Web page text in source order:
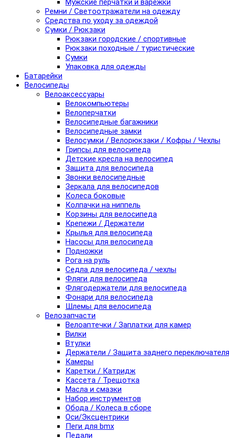
Мужские перчатки и варежки
Ремни / Светоотражатели на одежду
Средства по уходу за одеждой
Сумки / Рюкзаки
Рюкзаки городские / спортивные
Рюкзаки походные / туристические
Сумки
Упаковка для одежды
Батарейки
Велосипеды
Велоаксессуары
Велокомпьютеры
Велоперчатки
Велосипедные багажники
Велосипедные замки
Велосумки / Велорюкзаки / Кофры / Чехлы
Грипсы для велосипеда
Детские кресла на велосипед
Защита для велосипеда
Звонки велосипедные
Зеркала для велосипедов
Колеса боковые
Колпачки на ниппель
Корзины для велосипеда
Крепежи / Держатели
Крылья для велосипеда
Насосы для велосипеда
Подножки
Рога на руль
Седла для велосипеда / чехлы
Фляги для велосипеда
Флягодержатели для велосипеда
Фонари для велосипеда
Шлемы для велосипеда
Велозапчасти
Велоаптечки / Заплатки для камер
Вилки
Втулки
Держатели / Защита заднего переключателя
Камеры
Каретки / Катридж
Кассета / Трещотка
Масла и смазки
Набор инструментов
Обода / Колеса в сборе
Оси/Эксцентрики
Пеги для bmx
Педали